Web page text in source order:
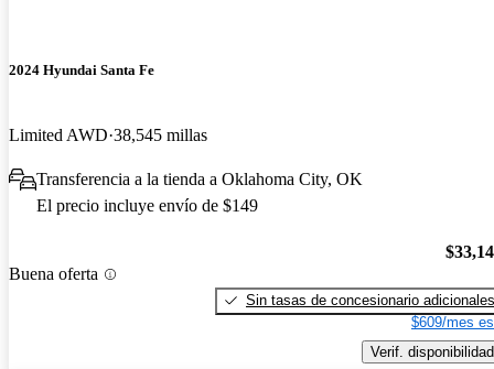
2024 Hyundai Santa Fe
Limited AWD 38,545 millas
Transferencia a la tienda a Oklahoma City, OK
El precio incluye envío de $149
Buena oferta
Sin tasas de concesionario adicionales
$609/mes
Verif. disponibilidad